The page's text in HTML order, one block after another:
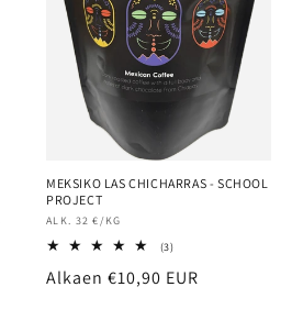
MEKSIKO LAS CHICHARRAS - SCHOOL
PROJECT
Myyjä:
ALK. 32 €/KG
(3)3
yhteensä
Normaalihinta
Alkaen €10,90 EUR